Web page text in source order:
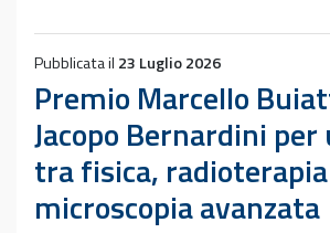
Pubblicata il 23 Luglio 2026
Premio Marcello
Jacopo Bernardini
tra fisica,
microscopia avanzata